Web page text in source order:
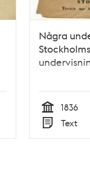
Några
Tid
1836
Typ
Text